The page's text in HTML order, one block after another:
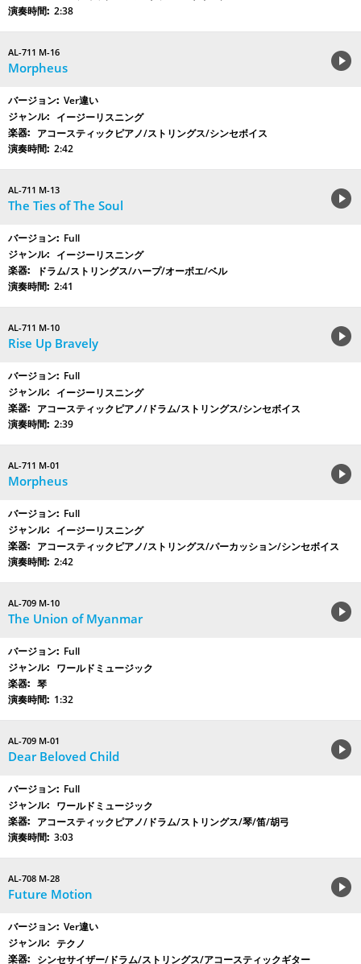
2:38
AL-711 M-16
Morpheus
Ver違い
イージーリスニング
アコースティックピアノ/ストリングス/シンセボイス
2:42
AL-711 M-13
The Ties of The Soul
Full
イージーリスニング
ドラム/ストリングス/ハープ/オーボエ/ベル
2:41
AL-711 M-10
Rise Up Bravely
Full
イージーリスニング
アコースティックピアノ/ドラム/ストリングス/シンセボイス
2:39
AL-711 M-01
Morpheus
Full
イージーリスニング
アコースティックピアノ/ストリングス/パーカッション/シンセボイス
2:42
AL-709 M-10
The Union of Myanmar
Full
ワールドミュージック
琴
1:32
AL-709 M-01
Dear Beloved Child
Full
ワールドミュージック
アコースティックピアノ/ドラム/ストリングス/琴/笛/胡弓
3:03
AL-708 M-28
Future Motion
Ver違い
テクノ
シンセサイザー/ドラム/ストリングス/アコースティックギター